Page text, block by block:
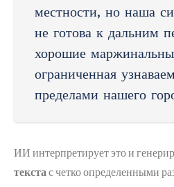
местности, но наша
не готова к дальним
хорошие
ограниченная
пределами нашего
ИИ интерпретирует это и
текста с четко определенными